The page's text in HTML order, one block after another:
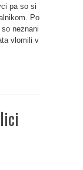
pa so si
Po
neznani
vlomili v